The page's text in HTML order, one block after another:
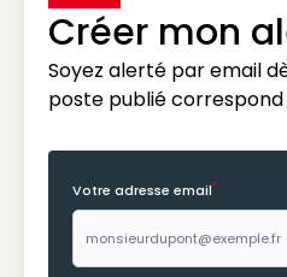
Créer mon
Soyez alerté par email
poste publié
Votre adresse email*